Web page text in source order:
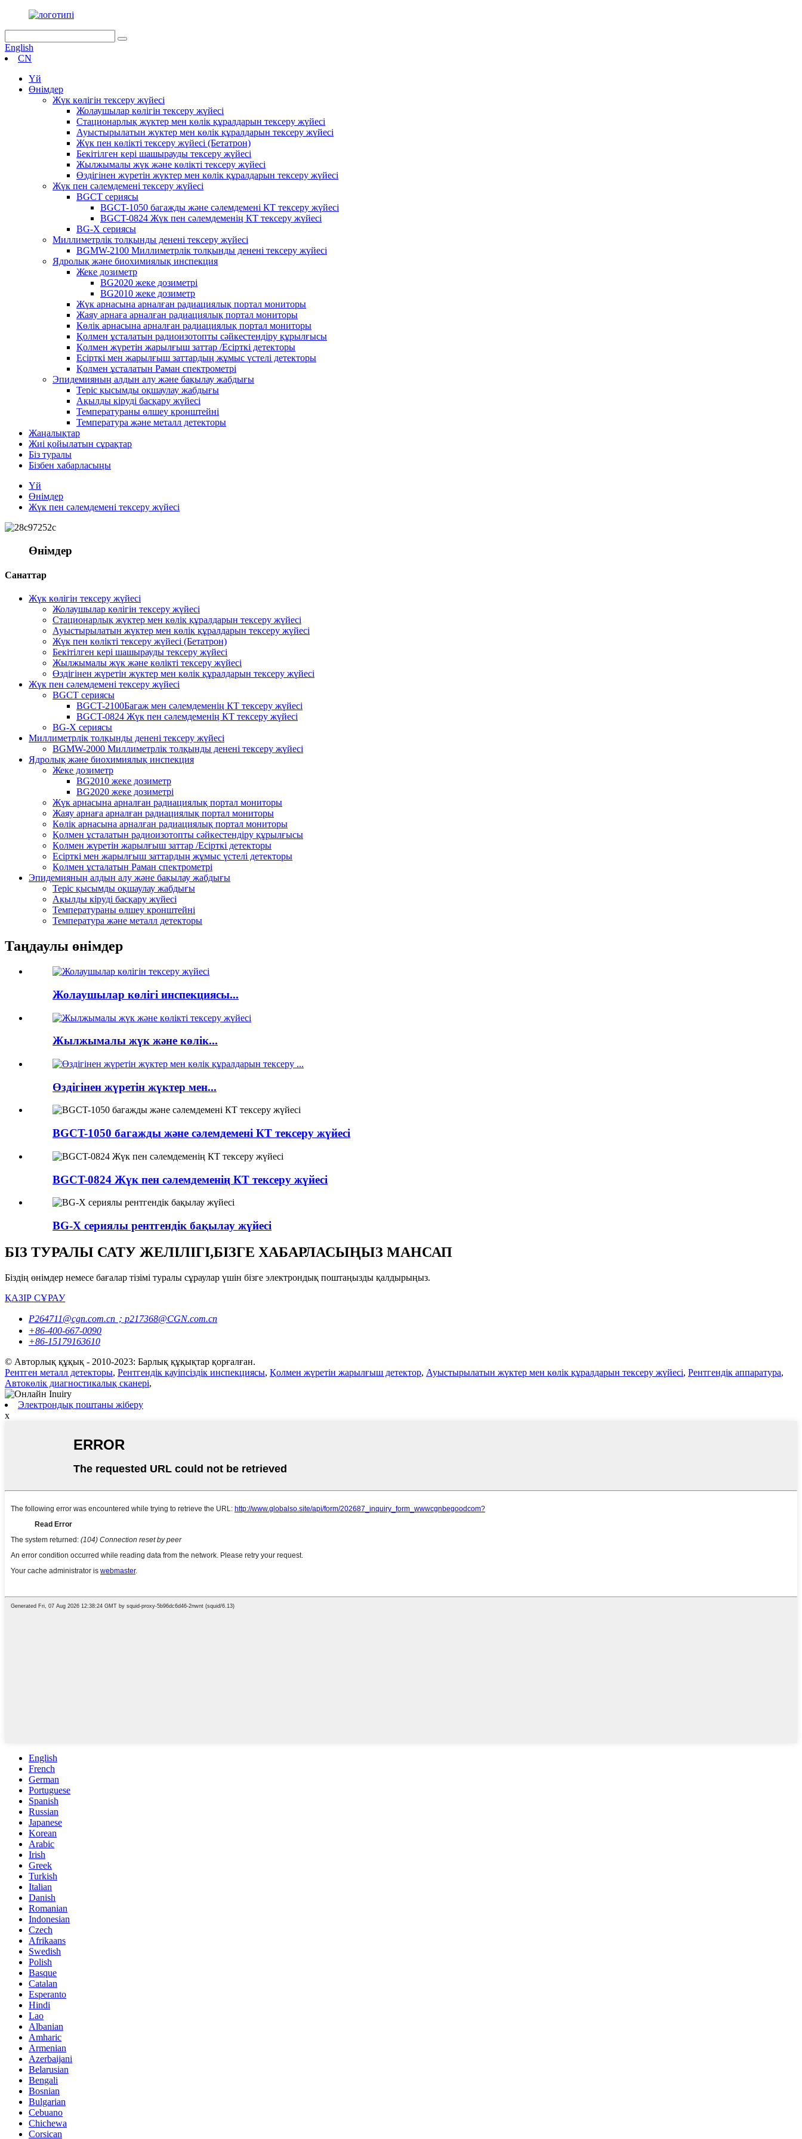
English
CN
Үй
Өнімдер
Жүк көлігін тексеру жүйесі
Жолаушылар көлігін тексеру жүйесі
Стационарлық жүктер мен көлік құралдарын тексеру жүйесі
Ауыстырылатын жүктер мен көлік құралдарын тексеру жүйесі
Жүк пен көлікті тексеру жүйесі (Бетатрон)
Бекітілген кері шашырауды тексеру жүйесі
Жылжымалы жүк және көлікті тексеру жүйесі
Өздігінен жүретін жүктер мен көлік құралдарын тексеру жүйесі
Жүк пен сәлемдемені тексеру жүйесі
BGCT сериясы
BGCT-1050 багажды және сәлемдемені КТ тексеру жүйесі
BGCT-0824 Жүк пен сәлемдеменің КТ тексеру жүйесі
BG-X сериясы
Миллиметрлік толқынды денені тексеру жүйесі
BGMW-2100 Миллиметрлік толқынды денені тексеру жүйесі
Ядролық және биохимиялық инспекция
Жеке дозиметр
BG2020 жеке дозиметрі
BG2010 жеке дозиметр
Жүк арнасына арналған радиациялық портал мониторы
Жаяу арнаға арналған радиациялық портал мониторы
Көлік арнасына арналған радиациялық портал мониторы
Қолмен ұсталатын радиоизотопты сәйкестендіру құрылғысы
Қолмен жүретін жарылғыш заттар /Есірткі детекторы
Есірткі мен жарылғыш заттардың жұмыс үстелі детекторы
Қолмен ұсталатын Раман спектрометрі
Эпидемияның алдын алу және бақылау жабдығы
Теріс қысымды оқшаулау жабдығы
Ақылды кіруді басқару жүйесі
Температураны өлшеу кронштейні
Температура және металл детекторы
Жаңалықтар
Жиі қойылатын сұрақтар
Біз туралы
Бізбен хабарласыңы
Үй
Өнімдер
Жүк пен сәлемдемені тексеру жүйесі
Өнімдер
Санаттар
Жүк көлігін тексеру жүйесі
Жолаушылар көлігін тексеру жүйесі
Стационарлық жүктер мен көлік құралдарын тексеру жүйесі
Ауыстырылатын жүктер мен көлік құралдарын тексеру жүйесі
Жүк пен көлікті тексеру жүйесі (Бетатрон)
Бекітілген кері шашырауды тексеру жүйесі
Жылжымалы жүк және көлікті тексеру жүйесі
Өздігінен жүретін жүктер мен көлік құралдарын тексеру жүйесі
Жүк пен сәлемдемені тексеру жүйесі
BGCT сериясы
BGCT-2100Багаж мен сәлемдеменің КТ тексеру жүйесі
BGCT-0824 Жүк пен сәлемдеменің КТ тексеру жүйесі
BG-X сериясы
Миллиметрлік толқынды денені тексеру жүйесі
BGMW-2000 Миллиметрлік толқынды денені тексеру жүйесі
Ядролық және биохимиялық инспекция
Жеке дозиметр
BG2010 жеке дозиметр
BG2020 жеке дозиметрі
Жүк арнасына арналған радиациялық портал мониторы
Жаяу арнаға арналған радиациялық портал мониторы
Көлік арнасына арналған радиациялық портал мониторы
Қолмен ұсталатын радиоизотопты сәйкестендіру құрылғысы
Қолмен жүретін жарылғыш заттар /Есірткі детекторы
Есірткі мен жарылғыш заттардың жұмыс үстелі детекторы
Қолмен ұсталатын Раман спектрометрі
Эпидемияның алдын алу және бақылау жабдығы
Теріс қысымды оқшаулау жабдығы
Ақылды кіруді басқару жүйесі
Температураны өлшеу кронштейні
Температура және металл детекторы
Таңдаулы өнімдер
Жолаушылар көлігі инспекциясы...
Жылжымалы жүк және көлік...
Өздігінен жүретін жүктер мен...
BGCT-1050 багажды және сәлемдемені КТ тексеру жүйесі
BGCT-0824 Жүк пен сәлемдеменің КТ тексеру жүйесі
BG-X сериялы рентгендік бақылау жүйесі
БІЗ ТУРАЛЫ САТУ ЖЕЛІЛІГІ,БІЗГЕ ХАБАРЛАСЫҢЫЗ МАНСАП
Біздің өнімдер немесе бағалар тізімі туралы сұраулар үшін бізге электрондық поштаңызды қалдырыңыз.
ҚАЗІР СҰРАУ
P264711@cgn.com.cn；p217368@CGN.com.cn
+86-400-667-0090
+86-15179163610
© Авторлық құқық - 2010-2023: Барлық құқықтар қорғалған.
Рентген металл детекторы, Рентгендік қауіпсіздік инспекциясы, Қолмен жүретін жарылғыш детектор, Ауыстырылатын жүктер мен көлік құралдарын тексеру жүйесі, Рентгендік аппаратура,
Автокөлік диагностикалық сканері,
Электрондық поштаны жіберу
x
English
French
German
Portuguese
Spanish
Russian
Japanese
Korean
Arabic
Irish
Greek
Turkish
Italian
Danish
Romanian
Indonesian
Czech
Afrikaans
Swedish
Polish
Basque
Catalan
Esperanto
Hindi
Lao
Albanian
Amharic
Armenian
Azerbaijani
Belarusian
Bengali
Bosnian
Bulgarian
Cebuano
Chichewa
Corsican